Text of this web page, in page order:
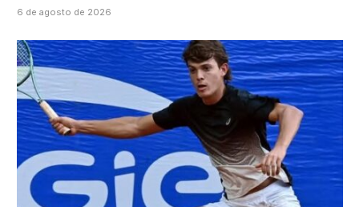
6 de agosto de 2026